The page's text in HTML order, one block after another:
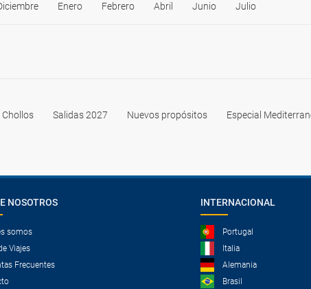
Enero Febrero Abril Junio Julio
Chollos Salidas 2027 Nuevos propósitos Especial
NOSOTROS
somos
Viajes
Frecuentes
INTERNACIONAL
Portugal
Italia
Alemania
Brasil